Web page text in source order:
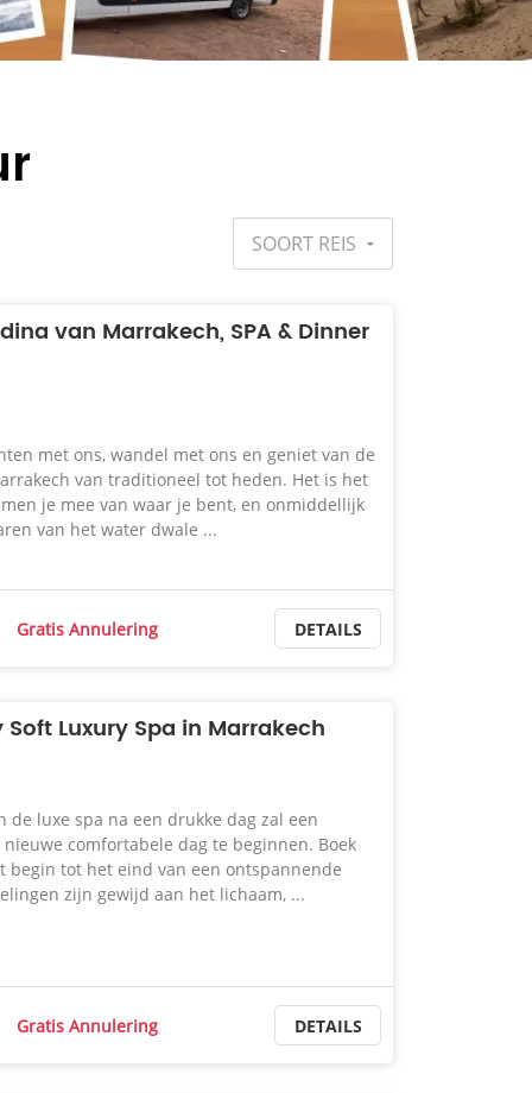
SOORT REIS
van Marrakech, SPA & Dinner
met ons, wandel met ons en geniet van de
van traditioneel tot heden. Het is het
je mee van waar je bent, en onmiddellijk
van het water dwale ...
Gratis Annulering DETAILS
Luxury Spa in Marrakech
de luxe spa na een drukke dag zal een
comfortabele dag te beginnen. Boek
begin tot het eind van een ontspannende
zijn gewijd aan het lichaam, ...
Gratis Annulering DETAILS